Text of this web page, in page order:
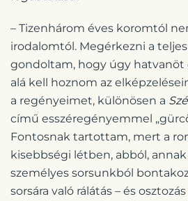
– Tizenhárom éves koromtól
irodalomtól. Megérkezni a
gondoltam, hogy úgy
alá kell hoznom az
a regényeimet, különösen a
című esszéregényemmel
Fontosnak tartottam, mert a
kisebbségi létben, abból,
személyes sorsunkból
sorsára való rálátás – és